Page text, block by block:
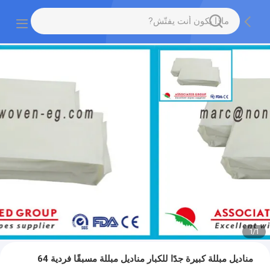
1
/
1
مناديل مبللة كبيرة جدًا للكبار مناديل مبللة مسبقًا فردية 64